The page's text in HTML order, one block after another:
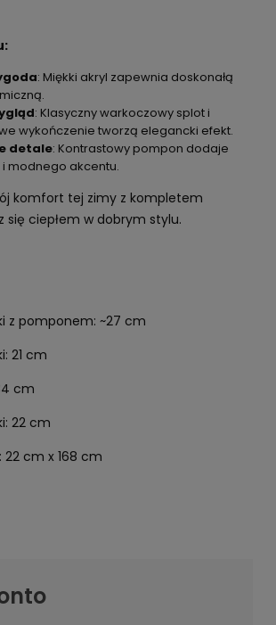
: Miękki akryl zapewnia doskonałą
: Klasyczny warkoczowy splot i
wykończenie tworzą elegancki efekt.
detale: Kontrastowy pompon dodaje
modnego akcentu.
komfort tej zimy z kompletem
się ciepłem w dobrym stylu.
z pomponem: ~27 cm
21 cm
cm
22 cm
22 cm x 168 cm